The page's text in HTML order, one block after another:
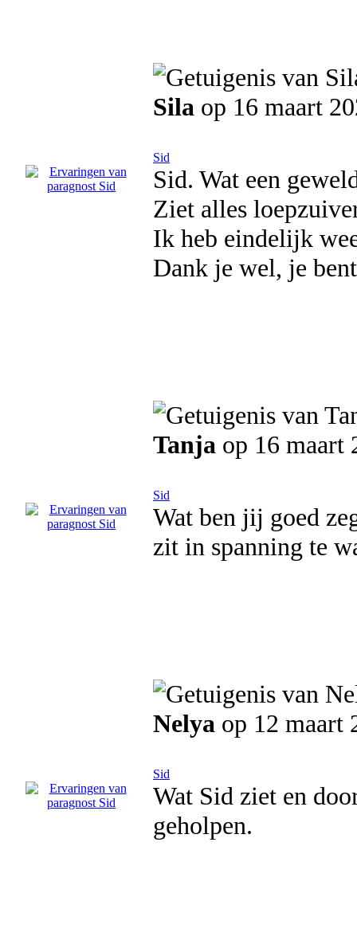
Sila op 16 maart
Sid
Sid. Wat een
Ziet alles
Ik heb eindelijk
Dank je wel, je
Tanja op 16 maart
Sid
Wat ben jij goed
zit in spanning te
Nelya op 12 maart
Sid
Wat Sid ziet en
geholpen.